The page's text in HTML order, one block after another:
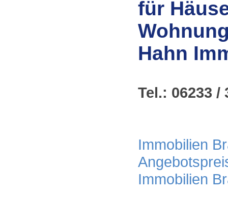
für
Hahn
Tel.: 06233 /
Immobilien
Immobilien